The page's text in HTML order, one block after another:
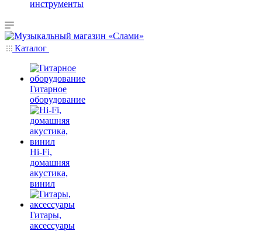
инструменты
Каталог
Гитарное
оборудование
Hi-Fi,
домашняя
акустика,
винил
Гитары,
аксессуары